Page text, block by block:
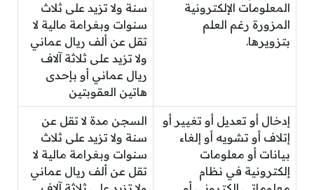
المعلومات الإلكترونية
المزورة رغم العلم
بتزويرها.
سنة ولا تزيد على ثلاث
سنوات وبغرامة مالية لا
تقل عن ألف ريال عماني
ولا تزيد على ثلاثة آلاف
ريال عماني أو بإحدى
هاتين العقوبتين
إدخال أو تعديل أو تغيير أو
إتلاف أو تشويه أو إلغاء
بيانات أو معلومات
إلكترونية في نظام
السجن مدة لا تقل عن
سنة ولا تزيد على ثلاث
سنوات وبغرامة مالية لا
تقل عن ألف ريال عماني